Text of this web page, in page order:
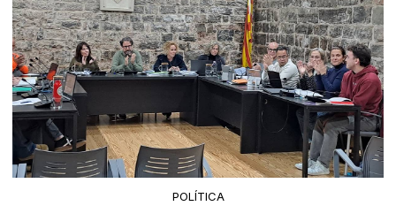
POLÍTICA